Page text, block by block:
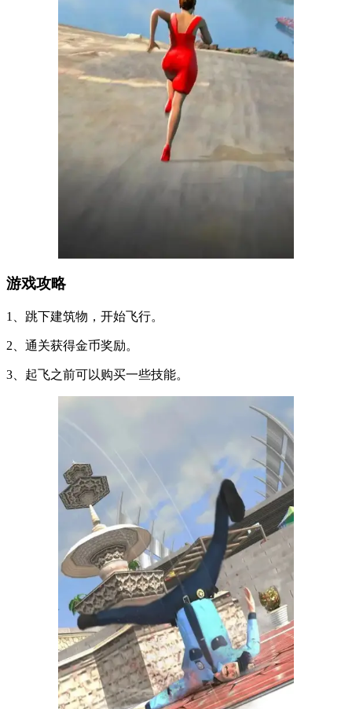
游戏攻略
1、跳下建筑物，开始飞行。
2、通关获得金币奖励。
3、起飞之前可以购买一些技能。